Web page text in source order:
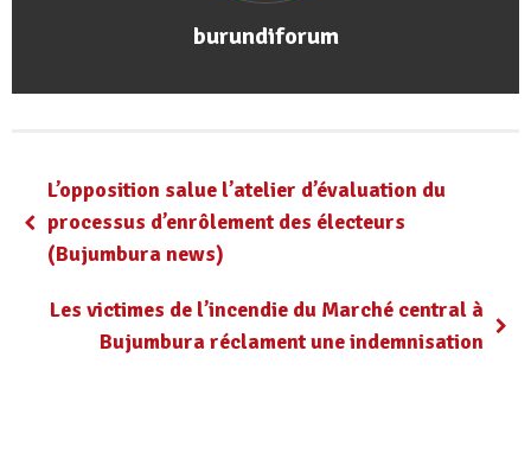
burundiforum
L’opposition salue l’atelier d’évaluation du
processus d’enrôlement des électeurs
(Bujumbura news)
Les victimes de l’incendie du Marché central à
Bujumbura réclament une indemnisation